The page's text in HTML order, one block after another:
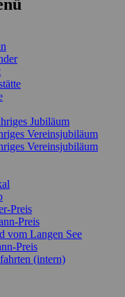
Jubiläum
Vereinsjubiläum
Vereinsjubiläum
Preis
Preis
vom Langen See
Preis
(intern)